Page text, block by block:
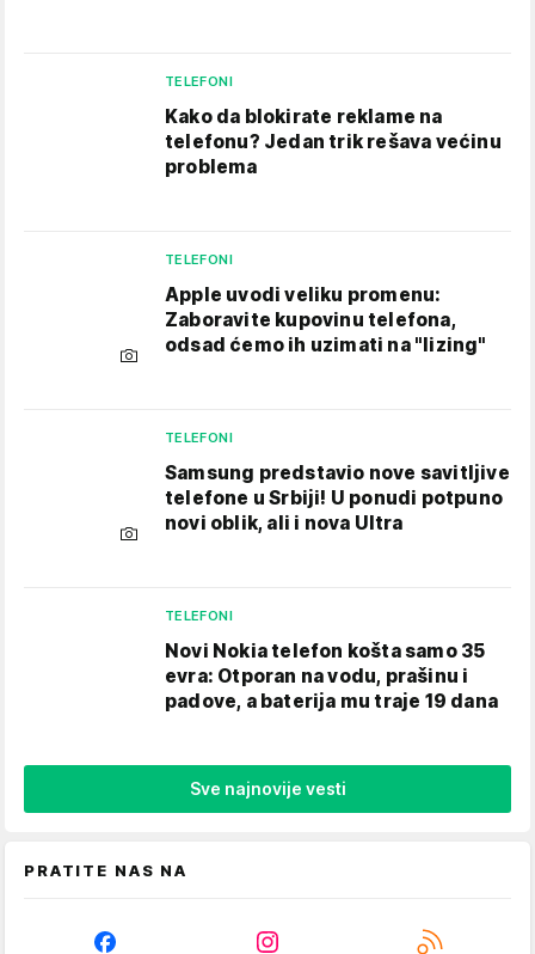
TELEFONI
Kako da blokirate reklame na
telefonu​? Jedan trik rešava većinu
problema
TELEFONI
Apple uvodi veliku promenu:
Zaboravite kupovinu telefona,
odsad ćemo ih uzimati na "lizing"
TELEFONI
Samsung predstavio nove savitljive
telefone u Srbiji! U ponudi potpuno
novi oblik, ali i nova Ultra
TELEFONI
Novi Nokia telefon košta samo 35
evra: Otporan na vodu, prašinu i
padove, a baterija mu traje 19 dana
Sve najnovije vesti
PRATITE NAS NA